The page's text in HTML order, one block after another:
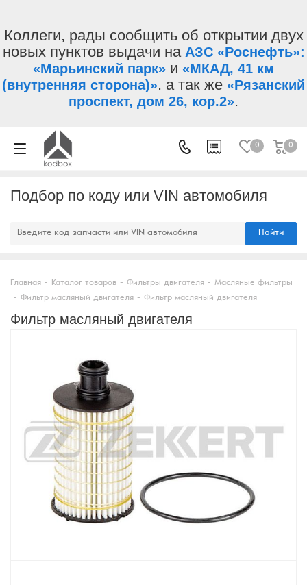
Коллеги, рады сообщить об открытии двух
новых пунктов выдачи на АЗС «Роснефть»:
«Марьинский парк» и «МКАД, 41 км
(внутренняя сторона)». а так же «Рязанский
проспект, дом 26, кор.2».
0 0
Подбор по коду или VIN автомобиля
Найти
Главная - Каталог товаров - Фильтры двигателя - Масляные фильтры
- Фильтр масляный двигателя - Фильтр масляный двигателя
Фильтр масляный двигателя